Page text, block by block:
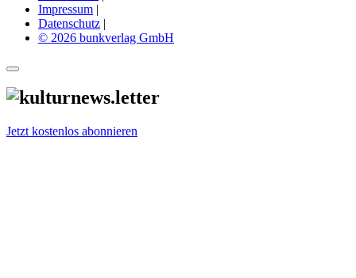
Impressum |
Datenschutz |
© 2026 bunkverlag GmbH
Jetzt kostenlos abonnieren